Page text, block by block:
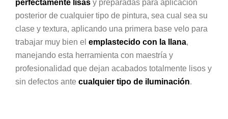
perfectamente lisas y preparadas para aplicación
posterior de cualquier tipo de pintura, sea cual sea su
clase y textura, aplicando una primera base velo para
trabajar muy bien el emplastecido con la llana,
manejando esta herramienta con maestría y
profesionalidad que dejan acabados totalmente lisos y
sin defectos ante cualquier tipo de iluminación.